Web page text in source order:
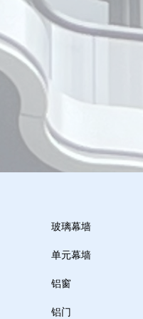
玻璃幕墙
单元幕墙
铝窗
铝门